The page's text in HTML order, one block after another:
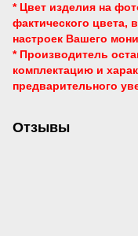
* Цвет изделия на
фактического цвета,
настроек Вашего
* Производитель
комплектацию и
предварительного
Отзывы